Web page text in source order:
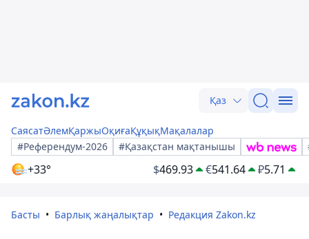
Қаз
СаясатӘлемҚаржыОқиғаҚұқықМақалалар
#Референдум-2026
#Қазақстан мақтанышы
+33° $469.93 €541.64 ₽5.71
Басты Барлық жаңалықтар Редакция Zakon.kz